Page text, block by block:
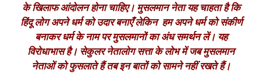
के खिलाफ आंदोलन होना चाहिए। मुसलमान नेता यह चाहता है कि
हिंदू लोग अपने धर्म को उदार बनाएँ लेकिन हम अपने धर्म को संकीर्ण
बनाकर धर्म के नाम पर मुसलमानों का अंध समर्थन लें। यह
विरोधाभास है। सेकुलर नेतालोग सत्ता के लोभ में जब मुसलमान
नेताओं को फुसलाते हैं तब इन बातों को सामने नहीं रखते हैं।